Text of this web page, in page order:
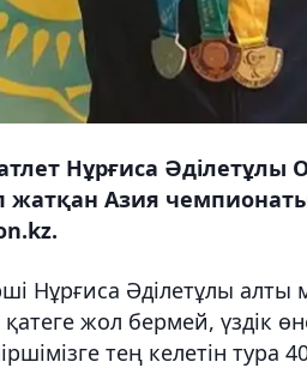
Нұрғиса Әділетұлы
жатқан Азия
Нұрғиса Әділетұлы алты
жол бермей, үздік
тең келетін